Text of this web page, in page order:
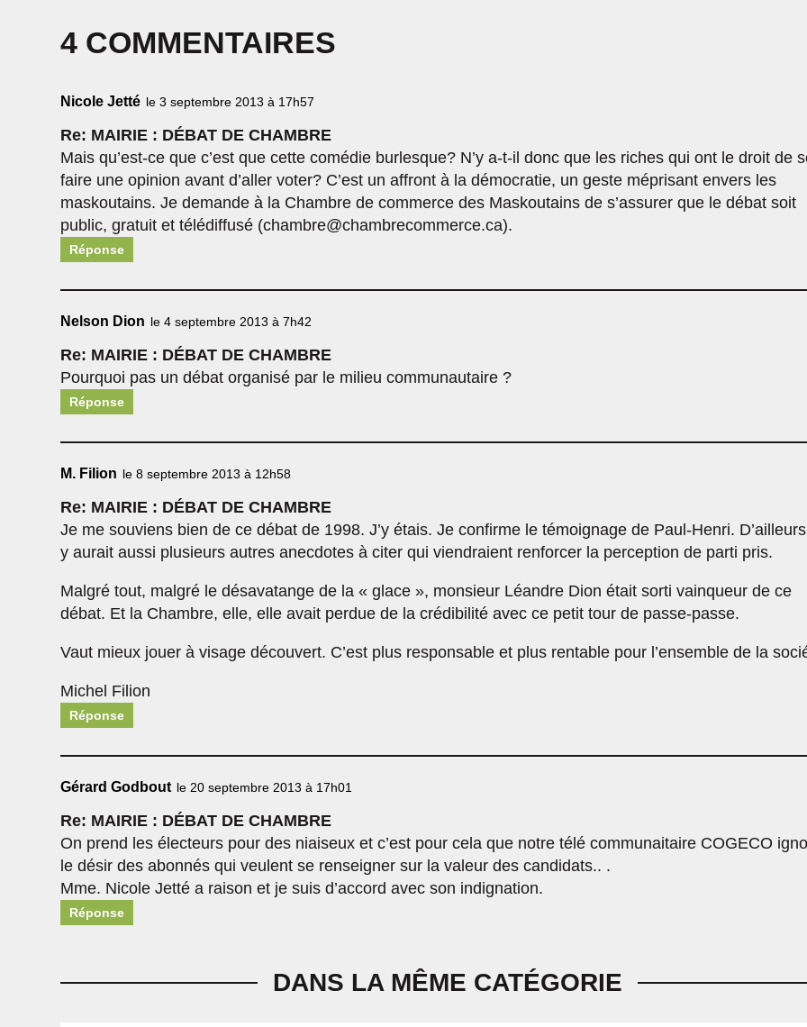
4 COMMENTAIRES
Nicole Jetté le 3 septembre 2013 à 17h57
Re: MAIRIE : DÉBAT DE CHAMBRE
Mais qu’est-ce que c’est que cette comédie burlesque? N’y a-t-il donc que les riches qui ont le droit de
faire une opinion avant d’aller voter? C’est un affront à la démocratie, un geste méprisant envers les
maskoutains. Je demande à la Chambre de commerce des Maskoutains de s’assurer que le débat soit
public, gratuit et télédiffusé (chambre@chambrecommerce.ca).
Réponse
Nelson Dion le 4 septembre 2013 à 7h42
Re: MAIRIE : DÉBAT DE CHAMBRE
Pourquoi pas un débat organisé par le milieu communautaire ?
Réponse
M. Filion le 8 septembre 2013 à 12h58
Re: MAIRIE : DÉBAT DE CHAMBRE
Je me souviens bien de ce débat de 1998. J’y étais. Je confirme le témoignage de Paul-Henri.
y aurait aussi plusieurs autres anecdotes à citer qui viendraient renforcer la perception de parti pris.
Malgré tout, malgré le désavatange de la « glace », monsieur Léandre Dion était sorti vainqueur de ce
débat. Et la Chambre, elle, elle avait perdue de la crédibilité avec ce petit tour de passe-passe.
Vaut mieux jouer à visage découvert. C’est plus responsable et plus rentable pour l’ensemble de la
Michel Filion
Réponse
Gérard Godbout le 20 septembre 2013 à 17h01
Re: MAIRIE : DÉBAT DE CHAMBRE
On prend les électeurs pour des niaiseux et c’est pour cela que notre télé communaitaire COGECO
le désir des abonnés qui veulent se renseigner sur la valeur des candidats.. .
Mme. Nicole Jetté a raison et je suis d’accord avec son indignation.
Réponse
DANS LA MÊME CATÉGORIE